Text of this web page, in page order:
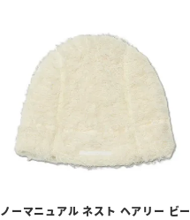
ノーマニュアル ネスト ヘアリー ビー